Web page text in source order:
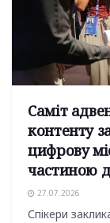
Саміт
контенту
цифрову
частиною
27.07.2026
Спікери